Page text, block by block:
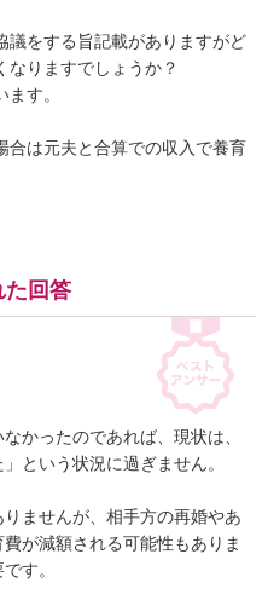
議をする旨記載がありますがど
なりますでしょうか？
す。
合は元夫と合算での収入で養育
た回答
かったのであれば、現状は、
という状況に過ぎません。
ませんが、相手方の再婚やあ
が減額される可能性もありま
す。